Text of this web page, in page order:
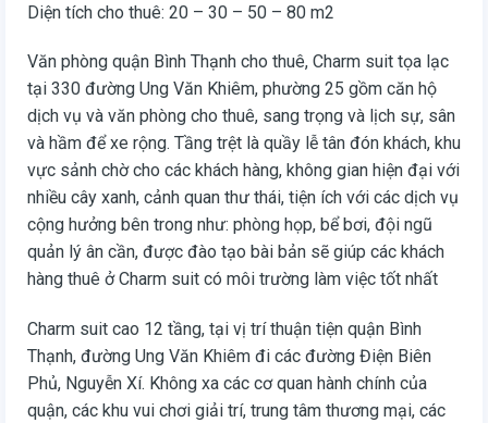
Diện tích cho thuê: 20 – 30 – 50 – 80 m2
Văn phòng quận Bình Thạnh cho thuê, Charm suit tọa lạc
tại 330 đường Ung Văn Khiêm, phường 25 gồm căn hộ
dịch vụ và văn phòng cho thuê, sang trọng và lịch sự, sân
và hầm để xe rộng. Tầng trệt là quầy lễ tân đón khách, khu
vực sảnh chờ cho các khách hàng, không gian hiện đại với
nhiều cây xanh, cảnh quan thư thái, tiện ích với các dịch vụ
cộng hưởng bên trong như: phòng họp, bể bơi, đội ngũ
quản lý ân cần, được đào tạo bài bản sẽ giúp các khách
hàng thuê ở Charm suit có môi trường làm việc tốt nhất
Charm suit cao 12 tầng, tại vị trí thuận tiện quận Bình
Thạnh, đường Ung Văn Khiêm đi các đường Điện Biên
Phủ, Nguyễn Xí. Không xa các cơ quan hành chính của
quận, các khu vui chơi giải trí, trung tâm thương mại, các